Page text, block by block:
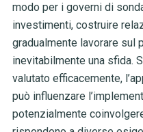
modo per i governi di
investimenti, costruire
gradualmente lavorare sul
inevitabilmente una sfida.
valutato efficacemente,
può influenzare
potenzialmente